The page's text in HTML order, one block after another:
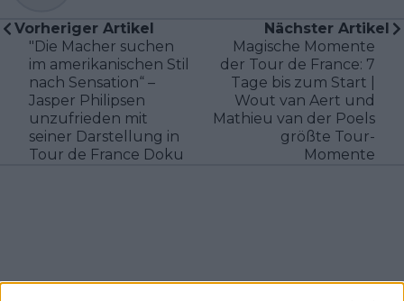
Vorheriger Artikel
"Die Macher suchen
im amerikanischen Stil
nach Sensation“ –
Jasper Philipsen
unzufrieden mit
seiner Darstellung in
Tour de France Doku
Nächster Artikel
Magische Momente
der Tour de France: 7
Tage bis zum Start |
Wout van Aert und
Mathieu van der Poels
größte Tour-
Momente